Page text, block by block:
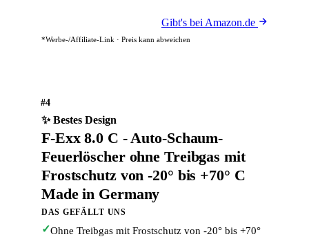
Gibt's bei Amazon.de
*Werbe-/Affiliate-Link · Preis kann abweichen
#4
✨ Bestes Design
F-Exx 8.0 C - Auto-Schaum-
Feuerlöscher ohne Treibgas mit
Frostschutz von -20° bis +70° C
Made in Germany
DAS GEFÄLLT UNS
✓Ohne Treibgas mit Frostschutz von -20° bis +70°